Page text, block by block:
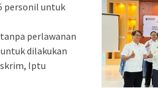
personil untuk
perlawanan
dilakukan
Iptu